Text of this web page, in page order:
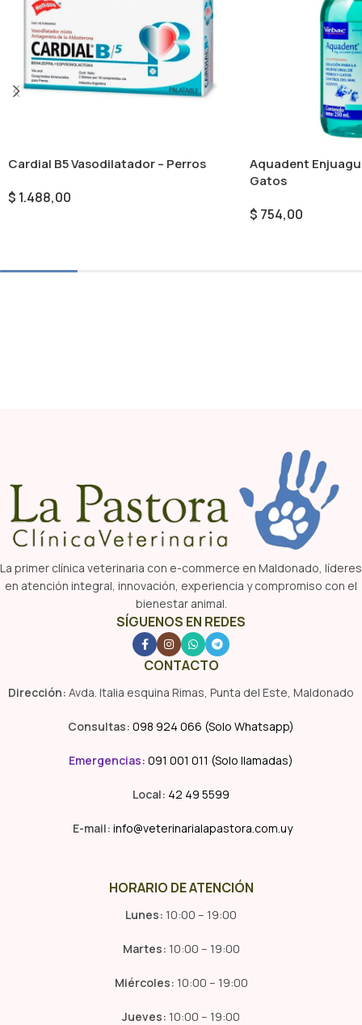
Cardial B5 Vasodilatador – Perros
$ 1.488,00
Aquadent
Gatos
$ 754,00
La primer clínica veterinaria con e-commerce en Maldonado, líderes
en atención integral, innovación, experiencia y compromiso con el
bienestar animal.
SÍGUENOS EN REDES
CONTACTO
Dirección: Avda. Italia esquina Rimas, Punta del Este, Maldonado
Consultas: 098 924 066 (Solo Whatsapp)
Emergencias: 091 001 011 (Solo llamadas)
Local: 42 49 5599
E-mail: info@veterinarialapastora.com.uy
HORARIO DE ATENCIÓN
Lunes: 10:00 – 19:00
Martes: 10:00 – 19:00
Miércoles: 10:00 – 19:00
Jueves: 10:00 – 19:00